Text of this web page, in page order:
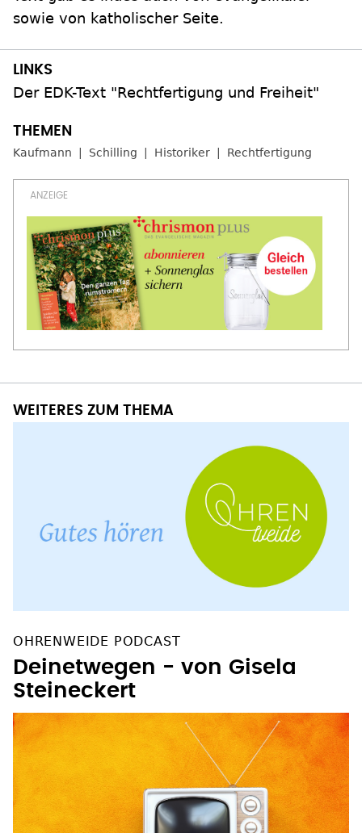
sowie von katholischer Seite.
Der EDK-Text "Rechtfertigung und Freiheit"
Kaufmann Schilling Historiker Rechtfertigung
WEITERES ZUM THEMA
OHRENWEIDE PODCAST
Deinetwegen - von Gisela
Steineckert